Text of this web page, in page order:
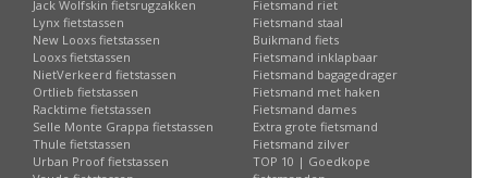
Jack Wolfskin fietsrugzakken
Lynx fietstassen
New Looxs fietstassen
Looxs fietstassen
NietVerkeerd fietstassen
Ortlieb fietstassen
Racktime fietstassen
Selle Monte Grappa fietstassen
Thule fietstassen
Urban Proof fietstassen
Fietsmand riet
Fietsmand staal
Buikmand fiets
Fietsmand inklapbaar
Fietsmand bagagedrager
Fietsmand met haken
Fietsmand dames
Extra grote fietsmand
Fietsmand zilver
TOP 10 | Goedkope